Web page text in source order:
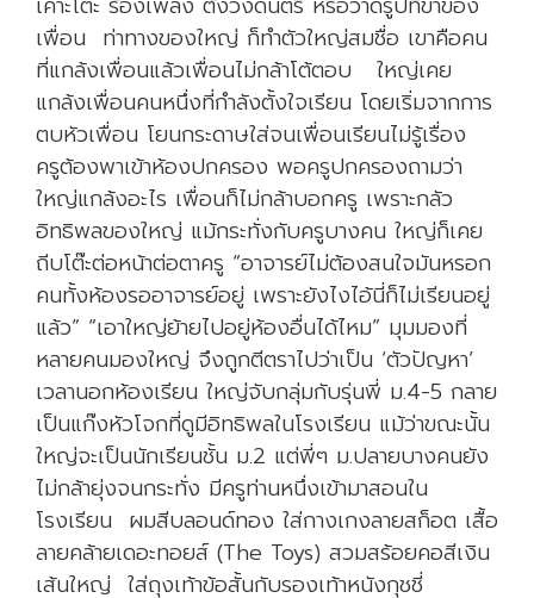
โ
ฟ
น
(
S
m
a
r
t
P
h
o
n
e
)
ค
รั้
ง
เพื่อน ท่าทางของใหญ่ ก็ทำตัวใหญ่สมชื่อ เขาคือคน
ที่แกล้งเพื่อนแล้วเพื่อนไม่กล้าโต้ตอบ ใหญ่เคย
แกล้งเพื่อนคนหนึ่งที่กำลังตั้งใจเรียน โดยเริ่มจากการ
ตบหัวเพื่อน โยนกระดาษใส่จนเพื่อนเรียนไม่รู้เรื่อง
ครูต้องพาเข้าห้องปกครอง พอครูปกครองถามว่า
ใหญ่แกล้งอะไร เพื่อนก็ไม่กล้าบอกครู เพราะกลัว
อิทธิพลของใหญ่ แม้กระทั่งกับครูบางคน ใหญ่ก็เคย
ถีบโต๊ะต่อหน้าต่อตาครู “อาจารย์ไม่ต้องสนใจมันหรอก
คนทั้งห้องรออาจารย์อยู่ เพราะยังไงไอ้นี่ก็ไม่เรียนอยู่
แล้ว” “เอาใหญ่ย้ายไปอยู่ห้องอื่นได้ไหม” มุมมองที่
หลายคนมองใหญ่ จึงถูกตีตราไปว่าเป็น ‘ตัวปัญหา’
เวลานอกห้องเรียน ใหญ่จับกลุ่มกับรุ่นพี่ ม.4-5 กลาย
เป็นแก๊งหัวโจกที่ดูมีอิทธิพลในโรงเรียน แม้ว่าขณะนั้น
ใหญ่จะเป็นนักเรียนชั้น ม.2 แต่พี่ๆ ม.ปลายบางคนยัง
ไม่กล้ายุ่งจนกระทั่ง มีครูท่านหนึ่งเข้ามาสอนใน
โรงเรียน ผมสีบลอนด์ทอง ใส่กางเกงลายสก็อต เสื้อ
ลายคล้ายเดอะทอยส์ (The Toys) สวมสร้อยคอสีเงิน
เส้นใหญ่ ใส่ถุงเท้าข้อสั้นกับรองเท้าหนังกุชชี่